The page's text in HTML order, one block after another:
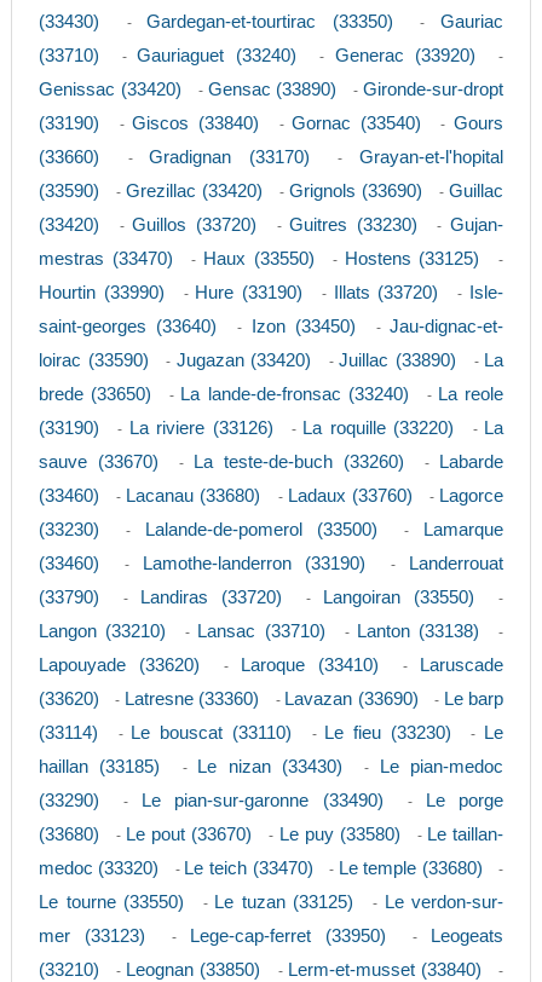
(33430)
-Gardegan-et-tourtirac (33350) -Gauriac
(33710)
-Gauriaguet (33240) - Generac (33920) -
Genissac (33420) - Gensac (33890) -Gironde-sur-dropt
(33190)
-Giscos (33840) -Gornac (33540) -Gours
(33660)
-Gradignan (33170) -Grayan-et-l'hopital
(33590)
- Grezillac (33420) -Grignols (33690) -Guillac
(33420)
-Guillos (33720) -Guitres (33230) -Gujan-
mestras (33470)
- Haux (33550) - Hostens (33125) -
Hourtin (33990) - Hure (33190) - Illats (33720) -
Isle-
saint-georges (33640)
- Izon (33450) -Jau-dignac-et-
loirac (33590)
- Jugazan (33420) -Juillac (33890) - La
brede (33650)
- La lande-de-fronsac (33240) - La reole
(33190)
- La riviere (33126) - La roquille (33220) - La
sauve (33670)
- La teste-de-buch (33260) -
Labarde
(33460)
- Lacanau (33680) - Ladaux (33760) - Lagorce
(33230)
- Lalande-de-pomerol (33500) -
Lamarque
(33460)
- Lamothe-landerron (33190) -
Landerrouat
(33790)
- Landiras (33720) - Langoiran (33550) -
Langon (33210) - Lansac (33710) - Lanton (33138) -
Lapouyade (33620) - Laroque (33410) -
Laruscade
(33620)
- Latresne (33360) - Lavazan (33690) - Le barp
(33114)
- Le bouscat (33110) - Le fieu (33230) -
Le
haillan (33185)
- Le nizan (33430) -
Le pian-medoc
(33290)
- Le pian-sur-garonne (33490) -
Le porge
(33680)
- Le pout (33670) - Le puy (33580) - Le taillan-
medoc (33320)
- Le teich (33470) - Le temple (33680) -
Le tourne (33550) - Le tuzan (33125) - Le verdon-sur-
mer (33123)
- Lege-cap-ferret (33950) -
Leogeats
(33210)
- Leognan (33850) - Lerm-et-musset (33840) -